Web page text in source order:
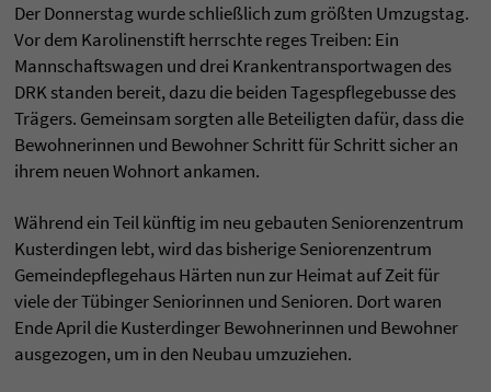
Der Donnerstag wurde schließlich zum größten Umzugstag.
Vor dem Karolinenstift herrschte reges Treiben: Ein
Mannschaftswagen und drei Krankentransportwagen des
DRK standen bereit, dazu die beiden Tagespflegebusse des
Trägers. Gemeinsam sorgten alle Beteiligten dafür, dass die
Bewohnerinnen und Bewohner Schritt für Schritt sicher an
ihrem neuen Wohnort ankamen.
Während ein Teil künftig im neu gebauten Seniorenzentrum
Kusterdingen lebt, wird das bisherige Seniorenzentrum
Gemeindepflegehaus Härten nun zur Heimat auf Zeit für
viele der Tübinger Seniorinnen und Senioren. Dort waren
Ende April die Kusterdinger Bewohnerinnen und Bewohner
ausgezogen, um in den Neubau umzuziehen.